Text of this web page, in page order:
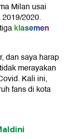
Milan usai
2020.
klasemen
dan saya harap
merayakan
Kali ini,
fans di kota